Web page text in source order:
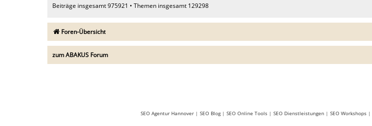
Beiträge insgesamt975921 • Themen insgesamt 129298
Foren-Übersicht
zum ABAKUS Forum
SEO Agentur Hannover| SEO Blog| SEO Online Tools| SEO Dienstleistungen| SEO Workshops|